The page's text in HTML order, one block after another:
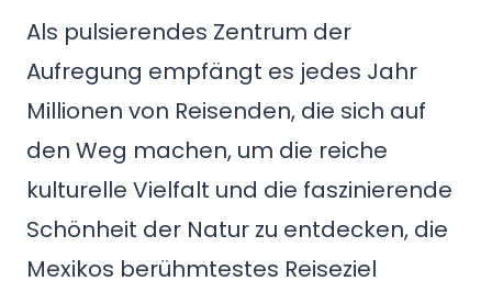
Als pulsierendes Zentrum der
Aufregung empfängt es jedes Jahr
Millionen von Reisenden, die sich auf
den Weg machen, um die reiche
kulturelle Vielfalt und die faszinierende
Schönheit der Natur zu entdecken, die
Mexikos berühmtestes Reiseziel